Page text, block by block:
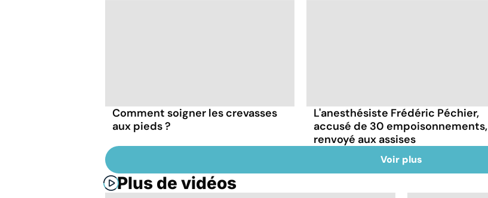
Comment soigner les crevasses
aux pieds ?
L'anesthésiste Frédéric Péchier,
accusé de 30 empoisonnements,
renvoyé aux assises
Voir plus
Plus de vidéos